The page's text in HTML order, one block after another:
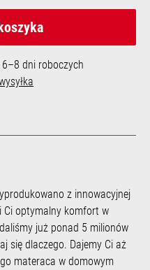
z innowacyjnej
Ci optymalny komfort w
już ponad 5 milionów
się dlaczego. Dajemy Ci aż
materaca w domowym
dni roboczych